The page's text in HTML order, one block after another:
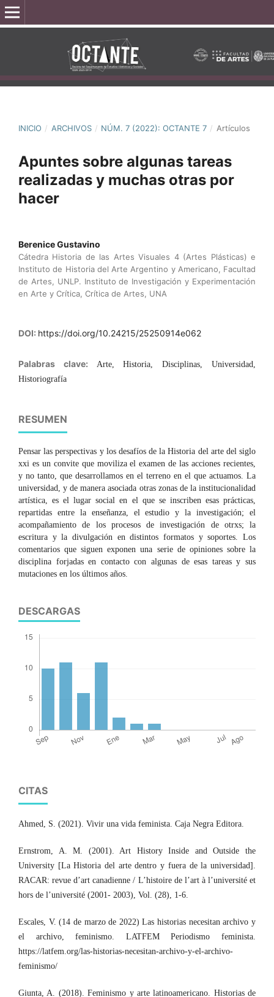
INICIO / ARCHIVOS / NÚM. 7 (2022): OCTANTE 7 / Artículos
Apuntes sobre algunas tareas
realizadas y muchas otras por
hacer
Berenice Gustavino
Cátedra Historia de las Artes Visuales 4 (Artes Plásticas) e
Instituto de Historia del Arte Argentino y Americano, Facultad
de Artes, UNLP. Instituto de Investigación y Experimentación
en Arte y Crítica, Crítica de Artes, UNA
DOI: https://doi.org/10.24215/25250914e062
Palabras clave: Arte, Historia, Disciplinas, Universidad,
Historiografía
RESUMEN
Pensar las perspectivas y los desafíos de la Historia del arte del siglo
xxi es un convite que moviliza el examen de las acciones recientes,
y no tanto, que desarrollamos en el terreno en el que actuamos. La
universidad, y de manera asociada otras zonas de la institucionalidad
artística, es el lugar social en el que se inscriben esas prácticas,
repartidas entre la enseñanza, el estudio y la investigación; el
acompañamiento de los procesos de investigación de otrxs; la
escritura y la divulgación en distintos formatos y soportes. Los
comentarios que siguen exponen una serie de opiniones sobre la
disciplina forjadas en contacto con algunas de esas tareas y sus
mutaciones en los últimos años.
DESCARGAS
CITAS
Ahmed, S. (2021). Vivir una vida feminista. Caja Negra Editora.
Ernstrom, A. M. (2001). Art History Inside and Outside the
University [La Historia del arte dentro y fuera de la universidad].
RACAR: revue d’art canadienne / L’histoire de l’art à l’université et
hors de l’université (2001- 2003), Vol. (28), 1-6.
Escales, V. (14 de marzo de 2022) Las historias necesitan archivo y
el archivo, feminismo. LATFEM Periodismo feminista.
https://latfem.org/las-historias-necesitan-archivo-y-el-archivo-
feminismo/
Giunta, A. (2018). Feminismo y arte latinoamericano. Historias de